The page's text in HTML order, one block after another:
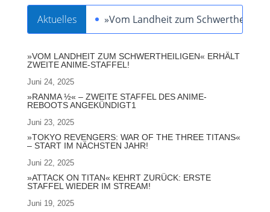
Aktuelles »Vom Landheit zum
»VOM LANDHEIT ZUM SCHWERTHEILIGEN« ERHÄLT
ZWEITE ANIME-STAFFEL!
Juni 24, 2025
»RANMA ½« – ZWEITE STAFFEL DES ANIME-
REBOOTS ANGEKÜNDIGT1
Juni 23, 2025
»TOKYO REVENGERS: WAR OF THE THREE TITANS«
– START IM NÄCHSTEN JAHR!
Juni 22, 2025
»ATTACK ON TITAN« KEHRT ZURÜCK: ERSTE
STAFFEL WIEDER IM STREAM!
Juni 19, 2025